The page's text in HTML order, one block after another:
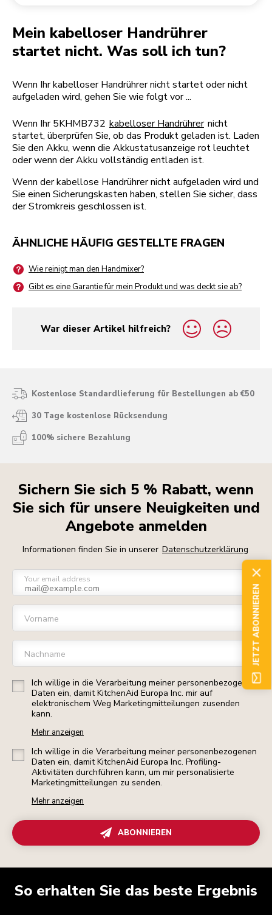
Mein kabelloser Handrührer
startet nicht. Was soll ich tun?
Wenn Ihr kabelloser Handrührer nicht startet oder nicht
aufgeladen wird, gehen Sie wie folgt vor ...
Wenn Ihr 5KHMB732 kabelloser Handrührer nicht
startet, überprüfen Sie, ob das Produkt geladen ist. Laden
Sie den Akku, wenn die Akkustatusanzeige rot leuchtet
oder wenn der Akku vollständig entladen ist.
Wenn der kabellose Handrührer nicht aufgeladen wird und
Sie einen Sicherungskasten haben, stellen Sie sicher, dass
der Stromkreis geschlossen ist.
ÄHNLICHE HÄUFIG GESTELLTE FRAGEN
Wie reinigt man den Handmixer?
Gibt es eine Garantie für mein Produkt und was deckt sie ab?
War dieser Artikel hilfreich?
yes
no
Kostenlose Standardlieferung für Bestellungen ab €50
30 Tage kostenlose Rücksendung
100% sichere Bezahlung
Sichern Sie sich 5 % Rabatt, wenn
Sie sich für unsere Neuigkeiten und
Angebote anmelden
Informationen finden Sie in unserer Datenschutzerklärung
Your email address
Vorname
Nachname
Ich willige in die Verarbeitung meiner personenbezogenen
Daten ein, damit KitchenAid Europa Inc. mir auf
elektronischem Weg Marketingmitteilungen zusenden
kann.
Mehr anzeigen
Ich willige in die Verarbeitung meiner personenbezogenen
Daten ein, damit KitchenAid Europa Inc. Profiling-
Aktivitäten durchführen kann, um mir personalisierte
Marketingmitteilungen zu senden.
Mehr anzeigen
ABONNIEREN
So erhalten Sie das beste Ergebnis
JETZT ABONNIEREN